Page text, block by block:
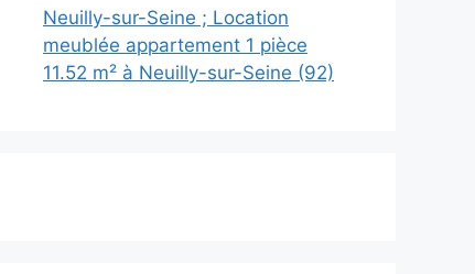
Neuilly-sur-Seine ; Location
meublée appartement 1 pièce
11.52 m² à Neuilly-sur-Seine (92)